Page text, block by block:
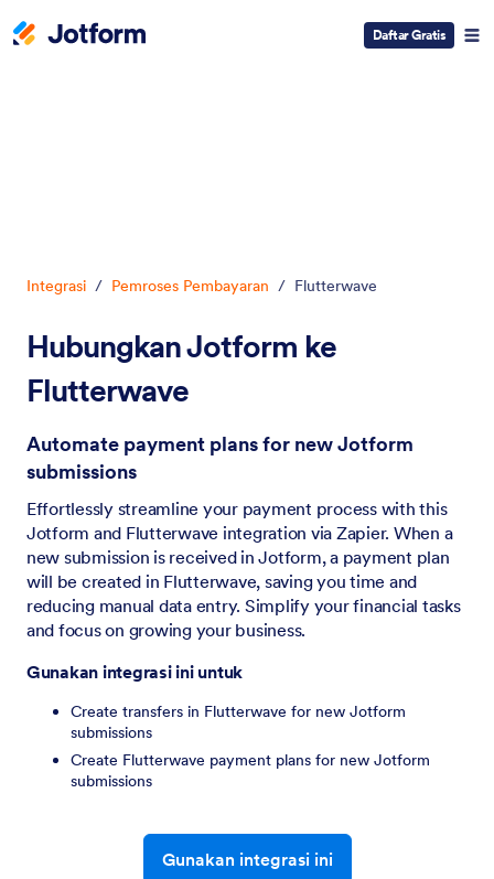
Daftar Gratis
Integrasi / Pemroses Pembayaran / Flutterwave
Hubungkan Jotform ke
Flutterwave
Automate payment plans for new Jotform
submissions
Effortlessly streamline your payment process with this
Jotform and Flutterwave integration via Zapier. When a
new submission is received in Jotform, a payment plan
will be created in Flutterwave, saving you time and
reducing manual data entry. Simplify your financial tasks
and focus on growing your business.
Gunakan integrasi ini untuk
Create transfers in Flutterwave for new Jotform
submissions
Create Flutterwave payment plans for new Jotform
submissions
Gunakan integrasi ini